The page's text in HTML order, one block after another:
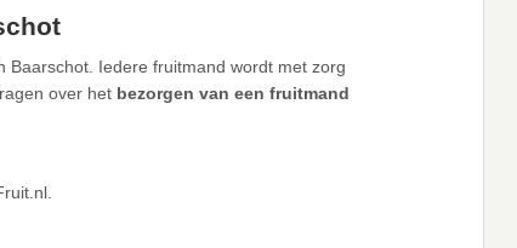
Iedere fruitmand wordt met zorg
over het bezorgen van een fruitmand